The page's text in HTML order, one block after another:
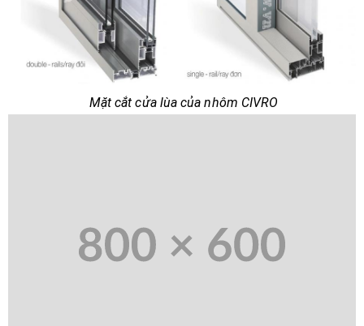
Mặt cắt cửa lùa của nhôm CIVRO